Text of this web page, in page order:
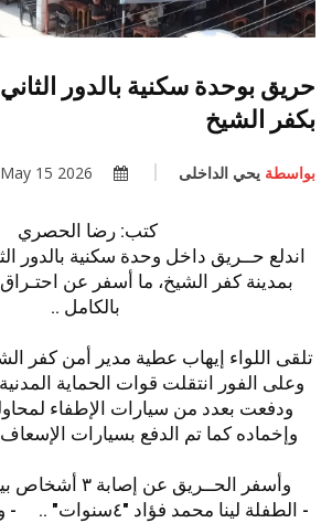
بكفر الشيخ
بواسطة يحي الداخلى
كتب: رضا الحصري
بمدينة كفر الشيخ، ما أسفر عن
بالكامل ..
تلقى اللواء إيهاب عطية مدير أمن كفر
وعلى الفور انتقلت قوات الحماية
ودفعت بعدد من سيارات الإطفاء
وإخماده كما تم الدفع بسيارات
وأسفر الحــريق عن إصابة ٣ أشخاص بينهم طفلان وهم:
- الطفلة لينا محمد